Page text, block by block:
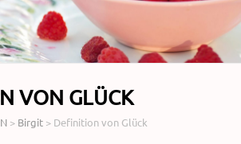
VON GLÜCK
> Birgit > Definition von Glück